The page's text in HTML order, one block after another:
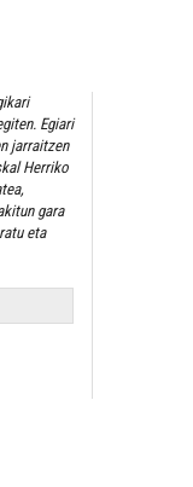
Egiari
jarraitzen
Herriko
gara
eta